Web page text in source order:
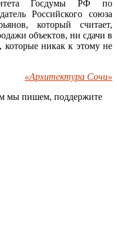
Госдумы РФ по
Российского союза
который считает,
объектов, ни сдачи в
которые никак к этому не
«Архитектура Сочи»
мы пишем, поддержите